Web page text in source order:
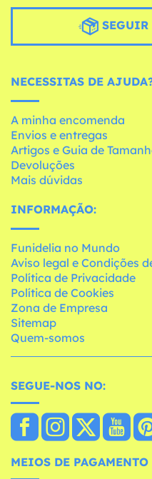
SEGUIR
NECESSITAS DE
A minha encomenda
Envios e entregas
Artigos e Guia de
Devoluções
Mais dúvidas
INFORMAÇÃO:
Funidelia no Mundo
Aviso legal e Condições
Política de Privacidade
Política de Cookies
Zona de Empresa
Sitemap
Quem-somos
SEGUE-NOS NO:
MEIOS DE